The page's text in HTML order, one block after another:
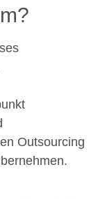
Outsourcing